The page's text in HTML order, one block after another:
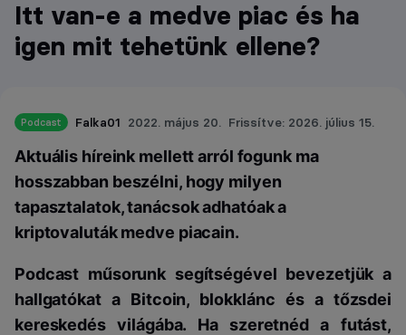
Itt van-e a medve piac és ha
igen mit tehetünk ellene?
Podcast Falka01 2022. május 20. Frissítve: 2026. július 15.
Aktuális híreink mellett arról fogunk ma
hosszabban beszélni, hogy milyen
tapasztalatok, tanácsok adhatóak a
kriptovaluták medve piacain.
Podcast műsorunk segítségével bevezetjük a
hallgatókat a Bitcoin, blokklánc és a tőzsdei
kereskedés világába. Ha szeretnéd a futást,